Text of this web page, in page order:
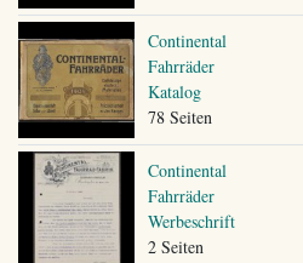
Continental
Fahrräder
Katalog
78 Seiten
Continental
Fahrräder
Werbeschrift
2 Seiten